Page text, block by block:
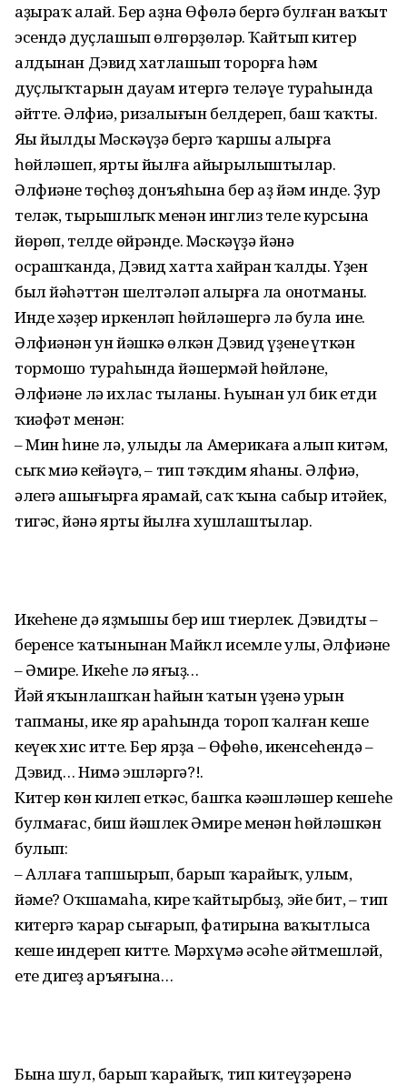
аҙыраҡ аңлай. Бер аҙна Өфөлә бергә булған ваҡыт
эсендә дуҫлашып өлгөрҙөләр. Ҡайтып китер
алдынан Дэвид хатлашып торорға һәм
дуҫлыҡтарын дауам итергә теләүе тураһында
әйтте. Әлфиә, ризалығын белдереп, баш ҡаҡты.
Яңы йылды Мәскәүҙә бергә ҡаршы алырға
һөйләшеп, ярты йылға айырылыштылар.
Әлфиәнең төҫһөҙ донъяһына бер аҙ йәм инде. Ҙур
теләк, тырышлыҡ менән инглиз теле курсына
йөрөп, телде өйрәнде. Мәскәүҙә йәнә
осрашҡанда, Дэвид хатта хайран ҡалды. Үҙен
был йәһәттән шелтәләп алырға ла онотманы.
Инде хәҙер иркенләп һөйләшергә лә була ине.
Әлфиәнән ун йәшкә өлкән Дэвид үҙенең үткән
тормошо тураһында йәшермәй һөйләне,
Әлфиәне лә ихлас тыңланы. Һуңынан ул бик етди
ҡиәфәт менән:
– Мин һине лә, улыңды ла Америкаға алып китәм,
сыҡ миңә кейәүгә, – тип тәҡдим яһаны. Әлфиә,
әлегә ашығырға ярамай, саҡ ҡына сабыр итәйек,
тигәс, йәнә ярты йылға хушлаштылар.
Икеһенең дә яҙмышы бер иш тиерлек. Дэвидтың –
беренсе ҡатынынан Майкл исемле улы, Әлфиәнең
– Әмире. Икеһе лә яңғыҙ…
Йәй яҡынлашҡан һайын ҡатын үҙенә урын
тапманы, ике яр араһында тороп ҡалған кеше
кеүек хис итте. Бер ярҙа – Өфөһө, икенсеһендә –
Дэвид… Нимә эшләргә?!.
Китер көн килеп еткәс, башҡа кәңәшләшер кешеһе
булмағас, биш йәшлек Әмире менән һөйләшкән
булып:
– Аллаға тапшырып, барып ҡарайыҡ, улым,
йәме? Оҡшамаһа, кире ҡайтырбыҙ, эйе бит, – тип
китергә ҡарар сығарып, фатирына ваҡытлыса
кеше индереп китте. Мәрхүмә әсәһе әйтмешләй,
ете диңгеҙ аръяғына…
Бына шул, барып ҡарайыҡ, тип китеүҙәренә